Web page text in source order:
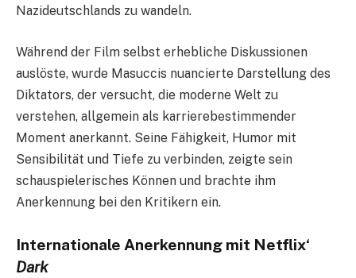
Nazideutschlands zu wandeln.
Während der Film selbst erhebliche Diskussionen
auslöste, wurde Masuccis nuancierte Darstellung des
Diktators, der versucht, die moderne Welt zu
verstehen, allgemein als karrierebestimmender
Moment anerkannt. Seine Fähigkeit, Humor mit
Sensibilität und Tiefe zu verbinden, zeigte sein
schauspielerisches Können und brachte ihm
Anerkennung bei den Kritikern ein.
Internationale Anerkennung mit Netflix‘
Dark